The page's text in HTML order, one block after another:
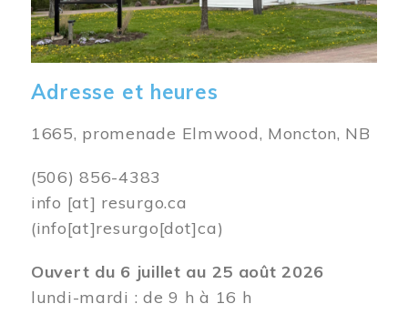
Adresse et heures
1665, promenade Elmwood, Moncton, NB
(506) 856-4383
info [at] resurgo.ca
(info[at]resurgo[dot]ca)
Ouvert du 6 juillet au 25 août 2026
lundi-mardi : de 9 h à 16 h